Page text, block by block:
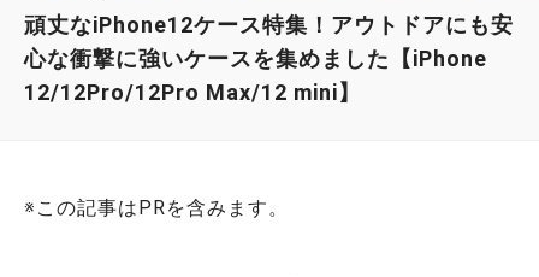
頑丈なiPhone12ケース特集！アウトドアにも安
心な衝撃に強いケースを集めました【iPhone
12/12Pro/12Pro Max/12 mini】
※この記事はPRを含みます。